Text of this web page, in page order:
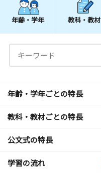
年齢・学年 教科・教材
年齢・学年ごとの特長
教科・教材ごとの特長
公文式の特長
学習の流れ